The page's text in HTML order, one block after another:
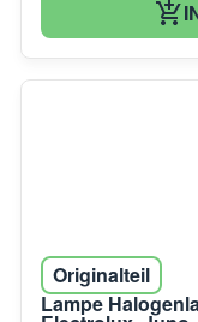
Originalteil
Lampe